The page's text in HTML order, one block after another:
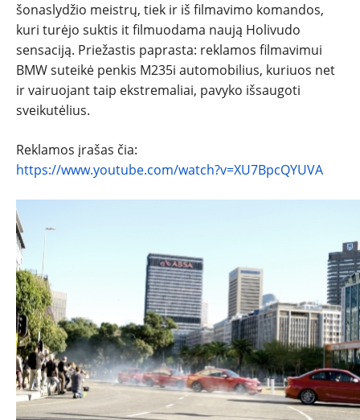
šonaslydžio meistrų, tiek ir iš filmavimo komandos,
kuri turėjo suktis it filmuodama naują Holivudo
sensaciją. Priežastis paprasta: reklamos filmavimui
BMW suteikė penkis M235i automobilius, kuriuos net
ir vairuojant taip ekstremaliai, pavyko išsaugoti
sveikutėlius.
Reklamos įrašas čia:
https://www.youtube.com/watch?v=XU7BpcQYUVA